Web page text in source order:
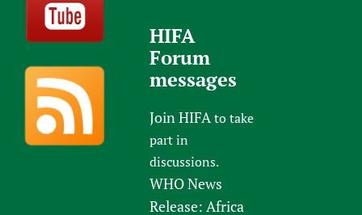
HIFA
Forum
messages
Join HIFAto take
part in
discussions.
WHO News
Release: Africa